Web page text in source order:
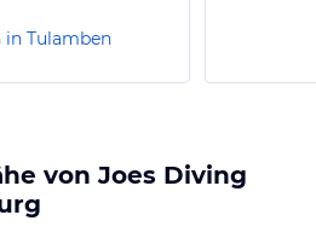
in Tulamben
von Joes Diving